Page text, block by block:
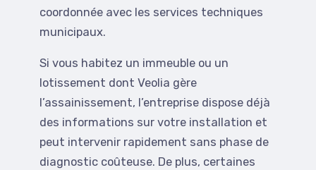
coordonnée avec les services techniques
municipaux.
Si vous habitez un immeuble ou un
lotissement dont Veolia gère
l’assainissement, l’entreprise dispose déjà
des informations sur votre installation et
peut intervenir rapidement sans phase de
diagnostic coûteuse. De plus, certaines